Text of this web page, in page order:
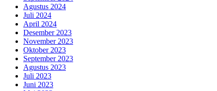
Agustus 2024
Juli 2024
April 2024
Desember 2023
November 2023
Oktober 2023
September 2023
Agustus 2023
Juli 2023
Juni 2023